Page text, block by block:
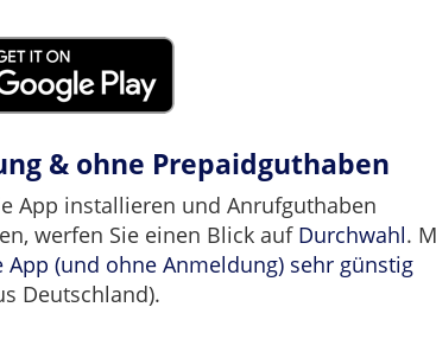
& ohne Prepaidguthaben
App installieren und Anrufguthaben
werfen Sie einen Blick auf Durchwahl.
(und ohne Anmeldung) sehr günstig
Deutschland).